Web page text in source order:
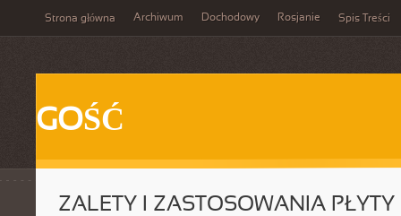
Strona główna Archiwum Dochodowy Rosjanie Spis Treści
GOŚĆ
ZALETY I ZASTOSOWANIA